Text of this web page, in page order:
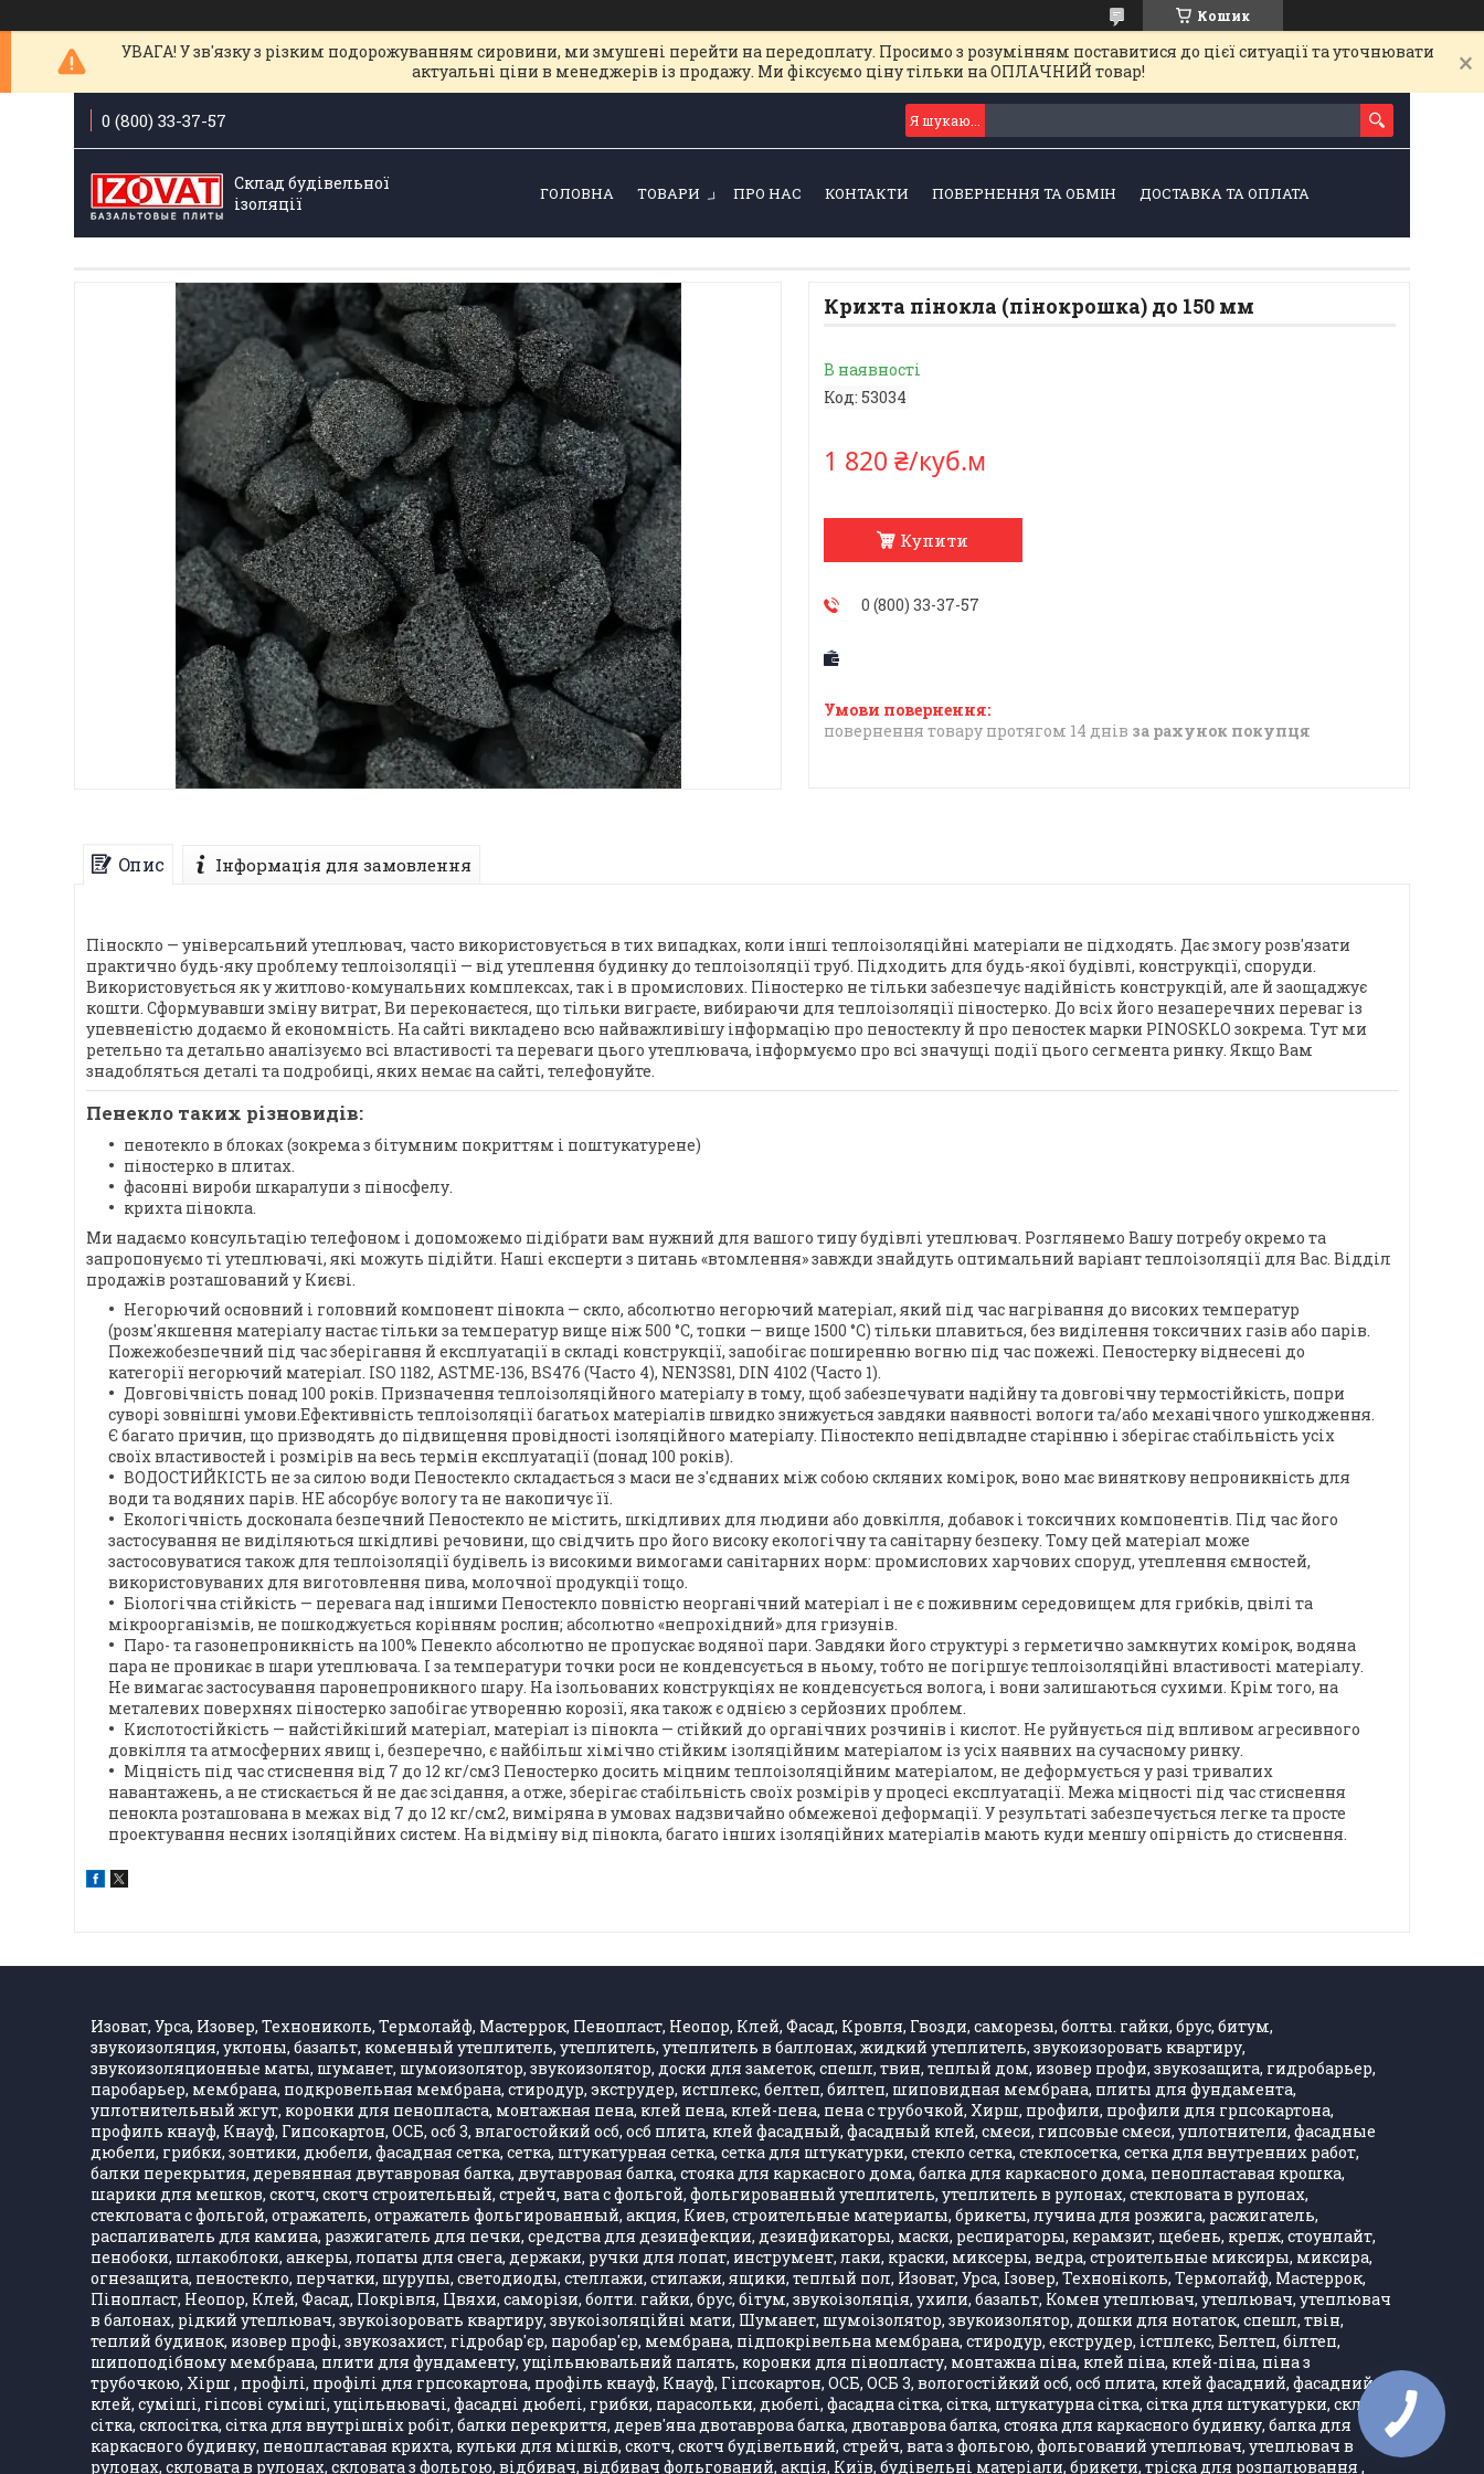
Кошик
УВАГА! У зв'язку з різким подорожуванням сировини, ми змушені перейти на передоплату. Просимо з розумінням поставитися до цієї ситуації та уточнювати
актуальні ціни в менеджерів із продажу. Ми фіксуємо ціну тільки на ОПЛАЧНИЙ товар!
0 (800) 33-37-57
Склад будівельної
ізоляції
ГОЛОВНА ТОВАРИ ПРО НАС КОНТАКТИ ПОВЕРНЕННЯ ТА ОБМІН ДОСТАВКА ТА ОПЛАТА
Крихта пінокла (пінокрошка) до 150 мм
В наявності
Код: 53034
1 820 ₴/куб.м
Купити
0 (800) 33-37-57
повернення товару протягом 14 днів за рахунок покупця
Опис Інформація для замовлення
Піноскло — універсальний утеплювач, часто використовується в тих випадках, коли інші теплоізоляційні матеріали не підходять. Дає змогу розв'язати
практично будь-яку проблему теплоізоляції — від утеплення будинку до теплоізоляції труб. Підходить для будь-якої будівлі, конструкції, споруди.
Використовується як у житлово-комунальних комплексах, так і в промислових. Піностерко не тільки забезпечує надійність конструкцій, але й заощаджує
кошти. Сформувавши зміну витрат, Ви переконаєтеся, що тільки виграєте, вибираючи для теплоізоляції піностерко. До всіх його незаперечних переваг із
упевненістю додаємо й економність. На сайті викладено всю найважливішу інформацію про пеностеклу й про пеностек марки PINOSKLO зокрема. Тут ми
ретельно та детально аналізуємо всі властивості та переваги цього утеплювача, інформуємо про всі значущі події цього сегмента ринку. Якщо Вам
знадобляться деталі та подробиці, яких немає на сайті, телефонуйте.
Пенекло таких різновидів:
пенотекло в блоках (зокрема з бітумним покриттям і поштукатурене)
піностерко в плитах.
фасонні вироби шкаралупи з піносфелу.
крихта пінокла.
Ми надаємо консультацію телефоном і допоможемо підібрати вам нужний для вашого типу будівлі утеплювач. Розглянемо Вашу потребу окремо та
запропонуємо ті утеплювачі, які можуть підійти. Наші експерти з питань «втомлення» завжди знайдуть оптимальний варіант теплоізоляції для Вас. Відділ
продажів розташований у Києві.
Негорючий основний і головний компонент пінокла — скло, абсолютно негорючий матеріал, який під час нагрівання до високих температур
(розм'якшення матеріалу настає тільки за температур вище ніж 500 °C, топки — вище 1500 °C) тільки плавиться, без виділення токсичних газів або парів.
Пожежобезпечний під час зберігання й експлуатації в складі конструкції, запобігає поширенню вогню під час пожежі. Пеностерку віднесені до
категорії негорючий матеріал. ISO 1182, ASTME-136, BS476 (Часто 4), NEN3S81, DIN 4102 (Часто 1).
Довговічність понад 100 років. Призначення теплоізоляційного матеріалу в тому, щоб забезпечувати надійну та довговічну термостійкість, попри
суворі зовнішні умови.Ефективність теплоізоляції багатьох матеріалів швидко знижується завдяки наявності вологи та/або механічного ушкодження.
Є багато причин, що призводять до підвищення провідності ізоляційного матеріалу. Піностекло непідвладне старінню і зберігає стабільність усіх
своїх властивостей і розмірів на весь термін експлуатації (понад 100 років).
ВОДОСТИЙКІСТЬ не за силою води Пеностекло складається з маси не з'єднаних між собою скляних комірок, воно має виняткову непроникність для
води та водяних парів. НЕ абсорбує вологу та не накопичує її.
Екологічність досконала безпечний Пеностекло не містить, шкідливих для людини або довкілля, добавок і токсичних компонентів. Під час його
застосування не виділяються шкідливі речовини, що свідчить про його високу екологічну та санітарну безпеку. Тому цей матеріал може
застосовуватися також для теплоізоляції будівель із високими вимогами санітарних норм: промислових харчових споруд, утеплення ємностей,
використовуваних для виготовлення пива, молочної продукції тощо.
Біологічна стійкість — перевага над іншими Пеностекло повністю неорганічний матеріал і не є поживним середовищем для грибків, цвілі та
мікроорганізмів, не пошкоджується корінням рослин; абсолютно «непрохідний» для гризунів.
Паро- та газонепроникність на 100% Пенекло абсолютно не пропускає водяної пари. Завдяки його структурі з герметично замкнутих комірок, водяна
пара не проникає в шари утеплювача. І за температури точки роси не конденсується в ньому, тобто не погіршує теплоізоляційні властивості матеріалу.
Не вимагає застосування паронепроникного шару. На ізольованих конструкціях не конденсується волога, і вони залишаються сухими. Крім того, на
металевих поверхнях піностерко запобігає утворенню корозії, яка також є однією з серйозних проблем.
Кислотостійкість — найстійкіший матеріал, матеріал із пінокла — стійкий до органічних розчинів і кислот. Не руйнується під впливом агресивного
довкілля та атмосферних явищ і, безперечно, є найбільш хімічно стійким ізоляційним матеріалом із усіх наявних на сучасному ринку.
Міцність під час стиснення від 7 до 12 кг/см3 Пеностерко досить міцним теплоізоляційним матеріалом, не деформується у разі тривалих
навантажень, а не стискається й не дає зсідання, а отже, зберігає стабільність своїх розмірів у процесі експлуатації. Межа міцності під час стиснення
пенокла розташована в межах від 7 до 12 кг/см2, виміряна в умовах надзвичайно обмеженої деформації. У результаті забезпечується легке та просте
проектування несних ізоляційних систем. На відміну від пінокла, багато інших ізоляційних матеріалів мають куди меншу опірність до стиснення.
Изоват, Урса, Изовер, Технониколь, Термолайф, Мастеррок, Пенопласт, Неопор, Клей, Фасад, Кровля, Гвозди, саморезы, болты. гайки, брус, битум,
звукоизоляция, уклоны, базальт, коменный утеплитель, утеплитель, утеплитель в баллонах, жидкий утеплитель, звукоизоровать квартиру,
звукоизоляционные маты, шуманет, шумоизолятор, звукоизолятор, доски для заметок, спешл, твин, теплый дом, изовер профи, звукозащита, гидробарьер,
паробарьер, мембрана, подкровельная мембрана, стиродур, экструдер, истплекс, белтеп, билтеп, шиповидная мембрана, плиты для фундамента,
уплотнительный жгут, коронки для пенопласта, монтажная пена, клей пена, клей-пена, пена с трубочкой, Хирш, профили, профили для грпсокартона,
профиль кнауф, Кнауф, Гипсокартон, ОСБ, осб 3, влагостойкий осб, осб плита, клей фасадный, фасадный клей, смеси, гипсовые смеси, уплотнители, фасадные
дюбели, грибки, зонтики, дюбели, фасадная сетка, сетка, штукатурная сетка, сетка для штукатурки, стекло сетка, стеклосетка, сетка для внутренних работ,
балки перекрытия, деревянная двутавровая балка, двутавровая балка, стояка для каркасного дома, балка для каркасного дома, пенопластавая крошка,
шарики для мешков, скотч, скотч строительный, стрейч, вата с фольгой, фольгированный утеплитель, утеплитель в рулонах, стекловата в рулонах,
стекловата с фольгой, отражатель, отражатель фольгированный, акция, Киев, строительные материалы, брикеты, лучина для розжига, расжигатель,
распаливатель для камина, разжигатель для печки, средства для дезинфекции, дезинфикаторы, маски, респираторы, керамзит, щебень, крепж, стоунлайт,
пенобоки, шлакоблоки, анкеры, лопаты для снега, держаки, ручки для лопат, инструмент, лаки, краски, миксеры, ведра, строительные миксиры, миксира,
огнезащита, пеностекло, перчатки, шурупы, светодиоды, стеллажи, стилажи, ящики, теплый пол, Изоват, Урса, Ізовер, Техноніколь, Термолайф, Мастеррок,
Пінопласт, Неопор, Клей, Фасад, Покрівля, Цвяхи, саморізи, болти. гайки, брус, бітум, звукоізоляція, ухили, базальт, Комен утеплювач, утеплювач, утеплювач
в балонах, рідкий утеплювач, звукоізоровать квартиру, звукоізоляційні мати, Шуманет, шумоізолятор, звукоизолятор, дошки для нотаток, спешл, твін,
теплий будинок, изовер профі, звукозахист, гідробар'єр, паробар'єр, мембрана, підпокрівельна мембрана, стиродур, екструдер, істплекс, Белтеп, білтеп,
шипоподібному мембрана, плити для фундаменту, ущільнювальний палять, коронки для пінопласту, монтажна піна, клей піна, клей-піна, піна з
трубочкою, Хірш , профілі, профілі для грпсокартона, профіль кнауф, Кнауф, Гіпсокартон, ОСБ, ОСБ 3, вологостійкий осб, осб плита, клей фасадний, фасадний
клей, суміші, гіпсові суміші, ущільнювачі, фасадні дюбелі, грибки, парасольки, дюбелі, фасадна сітка, сітка, штукатурна сітка, сітка для штукатурки, скло
сітка, склосітка, сітка для внутрішніх робіт, балки перекриття, дерев'яна двотаврова балка, двотаврова балка, стояка для каркасного будинку, балка для
каркасного будинку, пенопластавая крихта, кульки для мішків, скотч, скотч будівельний, стрейч, вата з фольгою, фольгований утеплювач, утеплювач в
рулонах, скловата в рулонах, скловата з фольгою, відбивач, відбивач фольгований, акція, Київ, будівельні матеріали, брикети, тріска для розпалювання ,